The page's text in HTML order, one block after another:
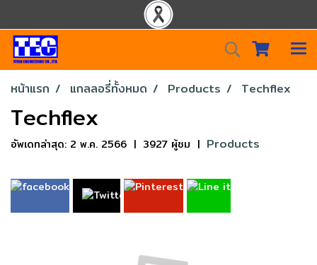
หน้าแรก แกลลอรี่ทั้งหมด Products Techflex
Techflex
อัพเดทล่าสุด: 2 พ.ค. 2566 | 3927 ผู้ชม | Products